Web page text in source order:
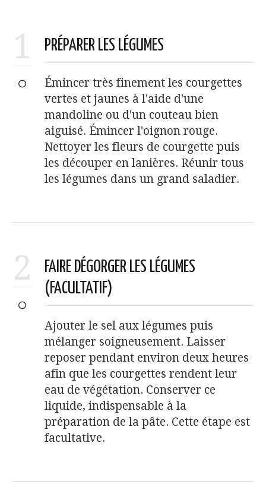
1 PRÉPARER LES LÉGUMES
Émincer très finement les courgettes
vertes et jaunes à l'aide d'une
mandoline ou d'un couteau bien
aiguisé. Émincer l'oignon rouge.
Nettoyer les fleurs de courgette puis
les découper en lanières. Réunir tous
les légumes dans un grand saladier.
2
FAIRE DÉGORGER LES LÉGUMES
(FACULTATIF)
Ajouter le sel aux légumes puis
mélanger soigneusement. Laisser
reposer pendant environ deux heures
afin que les courgettes rendent leur
eau de végétation. Conserver ce
liquide, indispensable à la
préparation de la pâte. Cette étape est
facultative.